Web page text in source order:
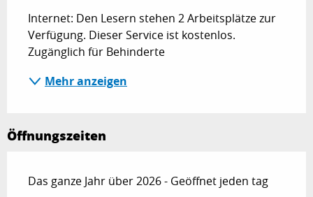
Internet: Den Lesern stehen 2 Arbeitsplätze zur
Verfügung. Dieser Service ist kostenlos.
Zugänglich für Behinderte
Mehr anzeigen
Öffnungszeiten
Das ganze Jahr über 2026 - Geöffnet jeden tag